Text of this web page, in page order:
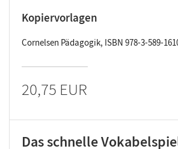
Kopiervorlagen
Cornelsen Pädagogik, ISBN 978-3-589-
20,75 EUR
Das schnelle